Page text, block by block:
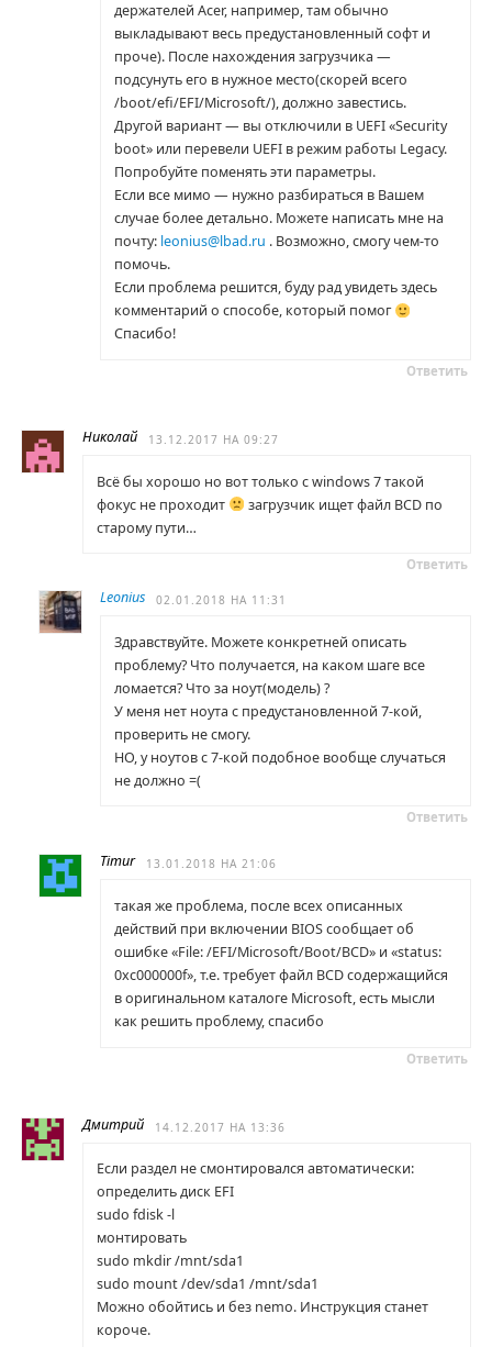
держателей Acer, например, там обычно
выкладывают весь предустановленный софт и
проче). После нахождения загрузчика —
подсунуть его в нужное место(скорей всего
/boot/efi/EFI/Microsoft/), должно завестись.
Другой вариант — вы отключили в UEFI «Security
boot» или перевели UEFI в режим работы Legacy.
Попробуйте поменять эти параметры.
Если все мимо — нужно разбираться в Вашем
случае более детально. Можете написать мне на
почту: leonius@lbad.ru . Возможно, смогу чем-то
помочь.
Если проблема решится, буду рад увидеть здесь
комментарий о способе, который помог
Спасибо!
Ответить
Николай 13.12.2017 НА 09:27
Всё бы хорошо но вот только с windows 7 такой
фокус не проходит
загрузчик ищет файл BCD по
старому пути…
Ответить
Leonius 02.01.2018 НА 11:31
Здравствуйте. Можете конкретней описать
проблему? Что получается, на каком шаге все
ломается? Что за ноут(модель) ?
У меня нет ноута с предустановленной 7-кой,
проверить не смогу.
НО, у ноутов с 7-кой подобное вообще случаться
не должно =(
Ответить
Timur 13.01.2018 НА 21:06
такая же проблема, после всех описанных
действий при включении BIOS сообщает об
ошибке «File: /EFI/Microsoft/Boot/BCD» и «status:
0xc000000f», т.е. требует файл BCD содержащийся
в оригинальном каталоге Microsoft, есть мысли
как решить проблему, спасибо
Ответить
Дмитрий 14.12.2017 НА 13:36
Если раздел не смонтировался автоматически:
определить диск EFI
sudo fdisk -l
монтировать
sudo mkdir /mnt/sda1
sudo mount /dev/sda1 /mnt/sda1
Можно обойтись и без nemo. Инструкция станет
короче.